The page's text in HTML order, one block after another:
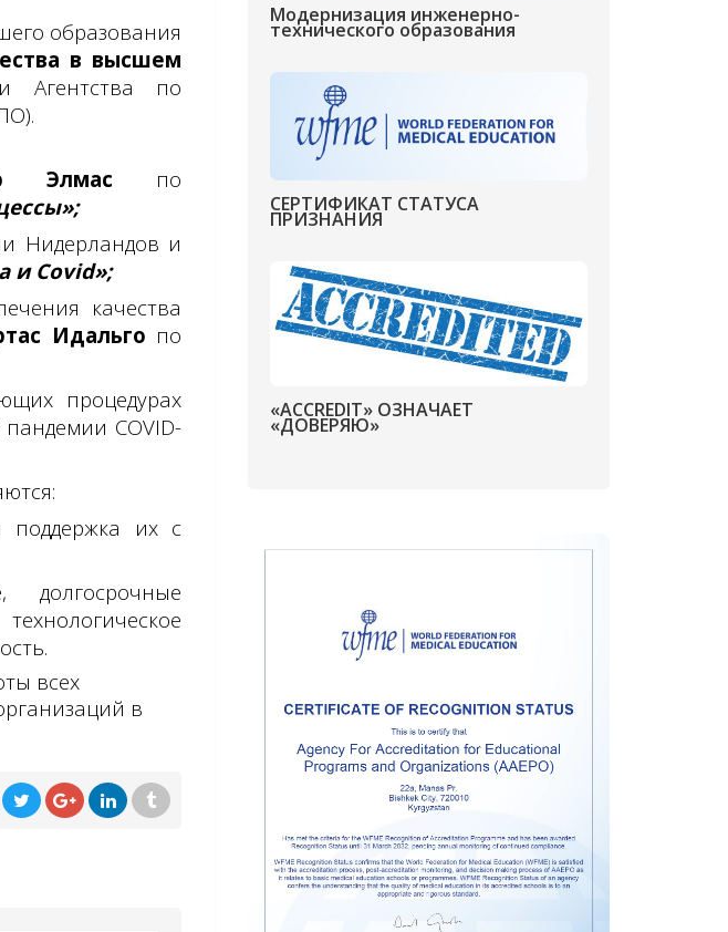
образования
в высшем
Агентства по
Элмас по
Нидерландов и
и Covid»;
качества
Идальго по
процедурах
пандемии COVID-
поддержка их с
всех
в
Модернизация инженерно-
технического образования
СЕРТИФИКАТ СТАТУСА
ПРИЗНАНИЯ
«ACCREDIT» ОЗНАЧАЕТ
«ДОВЕРЯЮ»